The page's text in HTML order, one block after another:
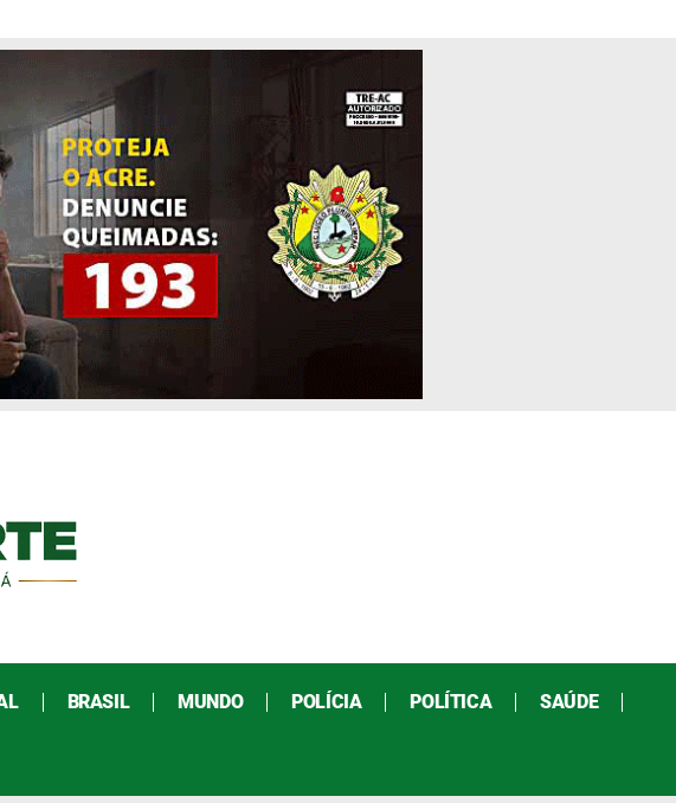
BRASIL MUNDO POLÍCIA POLÍTICA SAÚDE